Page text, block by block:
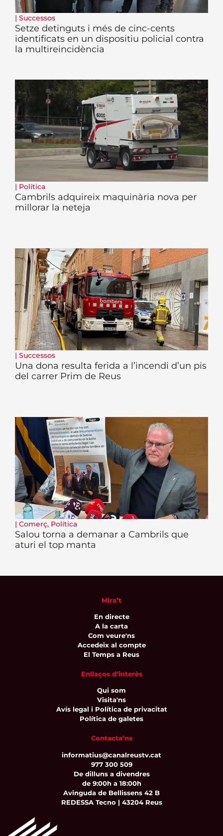
| Successos
Setze detinguts i més de cinc-cents
identificats en un dispositiu policial contra
la multireincidència
| Política
Cambrils adquireix maquinària nova per
millorar la neteja
| Successos
Una dona resulta ferida a l’incendi d’un pis
del carrer Prim de Reus
| Comerç, Política
Salou torna a demanar a Cambrils que
aturi el top manta
Mira’t
En directe
A la carta
Com veure'ns
Accedeix al compte
El Temps a Reus
Enllaços d’interès
Qui som
Visita'ns
Avís legal i Política de privacitat
Política de galetes
Contacta’ns
informatius@canalreustv.cat
977 300 509
De dilluns a divendres
de 9:00h a 18:00h
Avinguda de Bellissens 42 B
REDESSA Tecno | 43204 Reus